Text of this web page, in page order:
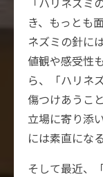
き、もっとも
ネズミの針に
値観や感受性
ら、「ハリネ
傷つけあうこ
立場に寄り添
には素直にな
そして最近、